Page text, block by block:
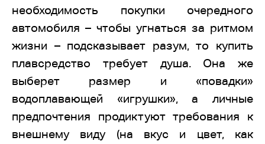
необходимость покупки очередного
автомобиля – чтобы угнаться за ритмом
жизни – подсказывает разум, то купить
плавсредство требует душа. Она же
выберет размер и «повадки»
водоплавающей «игрушки», а личные
предпочтения продиктуют требования к
внешнему виду (на вкус и цвет, как